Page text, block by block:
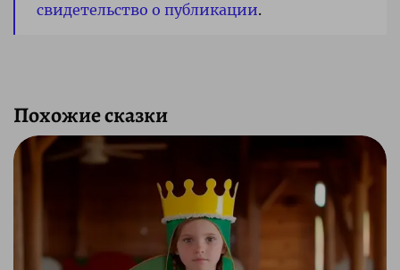
свидетельство о публикации.
Похожие сказки